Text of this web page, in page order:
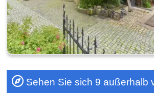
Sehen Sie sich 9 außerhalb